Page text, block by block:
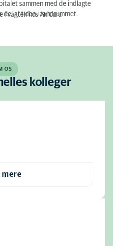
sammen med de indlagte
del af tiden i tandrummet.
i vagten hos AniCura
OS
kolleger
mere